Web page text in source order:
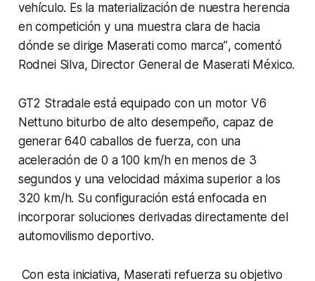
vehículo. Es la materialización de nuestra herencia
en competición y una muestra clara de hacia
dónde se dirige Maserati como marca”, comentó
Rodnei Silva, Director General de Maserati México.
GT2 Stradale está equipado con un motor V6
Nettuno biturbo de alto desempeño, capaz de
generar 640 caballos de fuerza, con una
aceleración de 0 a 100 km/h en menos de 3
segundos y una velocidad máxima superior a los
320 km/h. Su configuración está enfocada en
incorporar soluciones derivadas directamente del
automovilismo deportivo.
Con esta iniciativa, Maserati refuerza su objetivo